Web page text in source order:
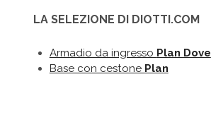
LA SELEZIONE DI DIOTTI.COM
Armadio da ingresso Plan Dove
Base con cestone Plan